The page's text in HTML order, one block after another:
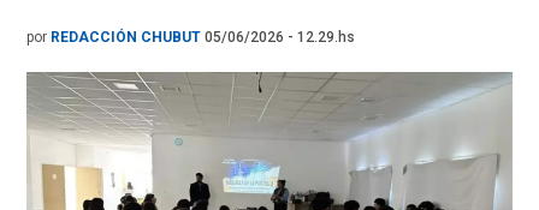
por REDACCIÓN CHUBUT 05/06/2026 - 12.29.hs